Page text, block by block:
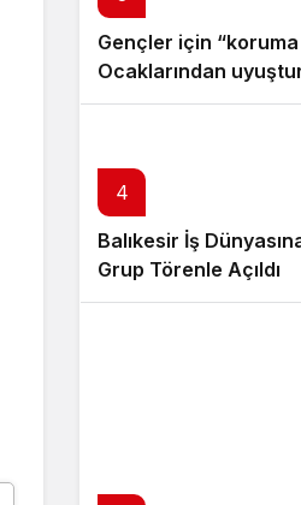
Gençler için “koruma
Ocaklarından
bağımlılığa karşı
4
Balıkesir İş
Grup Törenle Açıldı